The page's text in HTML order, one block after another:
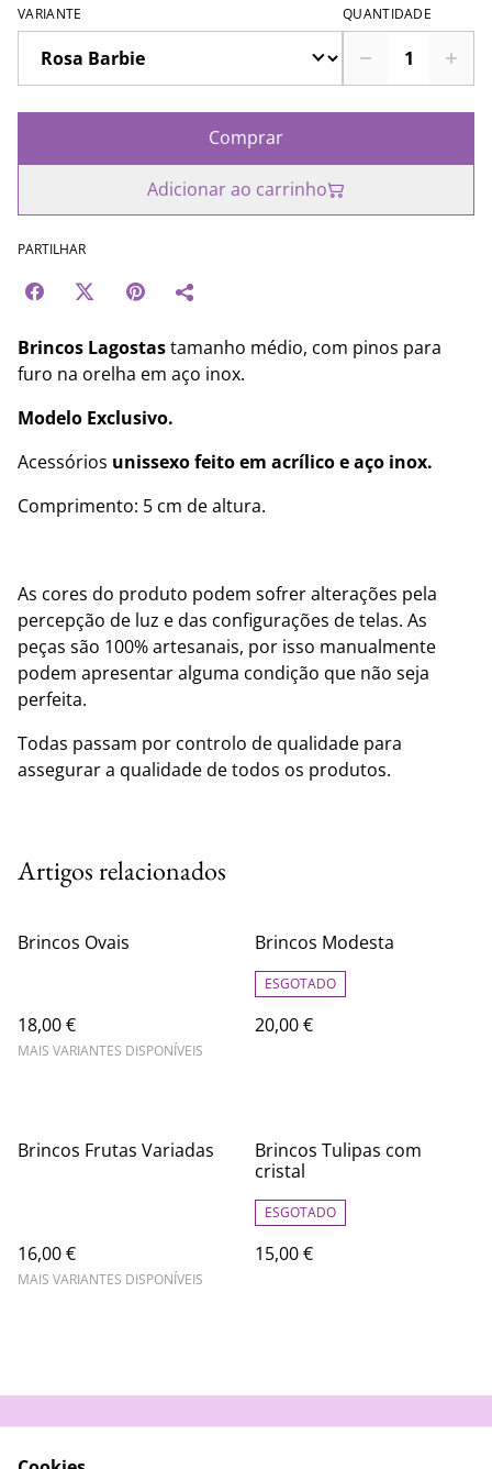
VARIANTE QUANTIDADE
Comprar
Adicionar ao carrinho
PARTILHAR
Brincos Lagostastamanho médio, com pinos para
furo na orelha em aço inox.
Modelo Exclusivo.
Acessórios unissexo feito em acrílico e aço inox.
Comprimento: 5 cm de altura.
As cores do produto podem sofrer alterações pela
percepção de luz e das configurações de telas. As
peças são 100% artesanais, por isso manualmente
podem apresentar alguma condição que não seja
perfeita.
Todas passam por controlo de qualidade para
assegurar a qualidade de todos os produtos.
Artigos relacionados
Brincos Ovais
18,00 €
MAIS VARIANTES DISPONÍVEIS
Brincos Modesta
ESGOTADO
20,00 €
Brincos Frutas Variadas
16,00 €
MAIS VARIANTES DISPONÍVEIS
Brincos Tulipas com
cristal
ESGOTADO
15,00 €